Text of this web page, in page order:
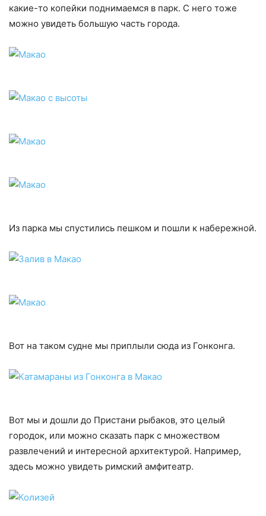
какие-то копейки поднимаемся в парк. С него тоже
можно увидеть большую часть города.
Из парка мы спустились пешком и пошли к набережной.
Вот на таком судне мы приплыли сюда из Гонконга.
Вот мы и дошли до Пристани рыбаков, это целый
городок, или можно сказать парк с множеством
развлечений и интересной архитектурой. Например,
здесь можно увидеть римский амфитеатр.